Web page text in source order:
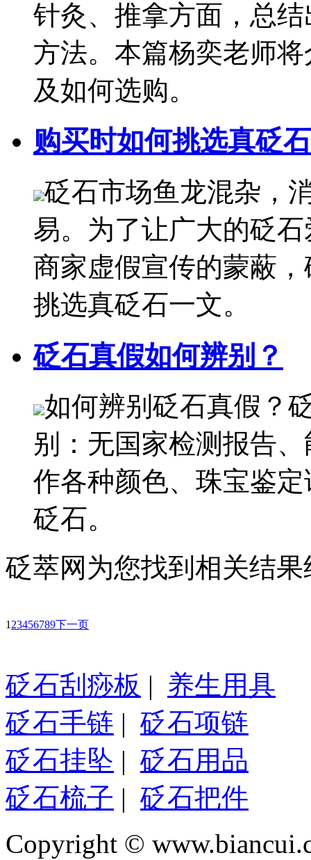
针灸、推拿方面，总
方法。本篇杨奕老师
及如何选购。
购买时如何挑选真砭石
砭石市场鱼龙混杂，
易。为了让广大的砭
商家虚假宣传的蒙蔽
挑选真砭石一文。
砭石真假如何辨别？
如何辨别砭石真假？
别：无国家检测报告
作各种颜色、珠宝鉴
砭石。
砭萃网为您找到相关结果
1 23456789下一页
砭石刮痧板 | 养生用具
砭石手链 | 砭石项链
砭石挂坠 | 砭石用品
砭石梳子 | 砭石把件
Copyright ©